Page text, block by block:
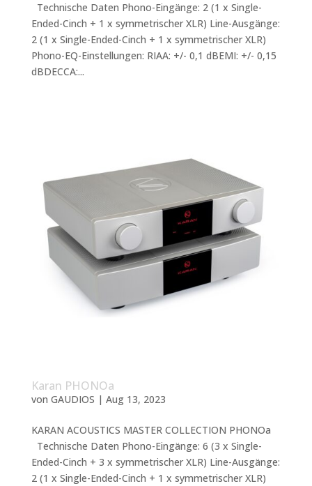
Technische Daten Phono-Eingänge: 2 (1 x Single-
Ended-Cinch + 1 x symmetrischer XLR) Line-Ausgänge:
2 (1 x Single-Ended-Cinch + 1 x symmetrischer XLR)
Phono-EQ-Einstellungen: RIAA: +/- 0,1 dBEMI: +/- 0,15
dBDECCA:...
Karan PHONOa
von GAUDIOS | Aug 13, 2023
KARAN ACOUSTICS MASTER COLLECTION PHONOa
Technische Daten Phono-Eingänge: 6 (3 x Single-
Ended-Cinch + 3 x symmetrischer XLR) Line-Ausgänge:
2 (1 x Single-Ended-Cinch + 1 x symmetrischer XLR)